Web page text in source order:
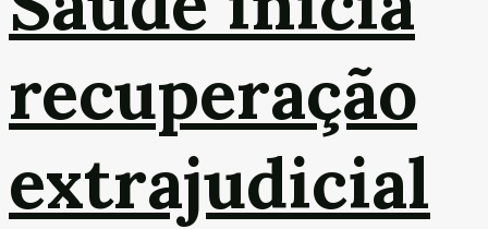
recuperação
extrajudicial